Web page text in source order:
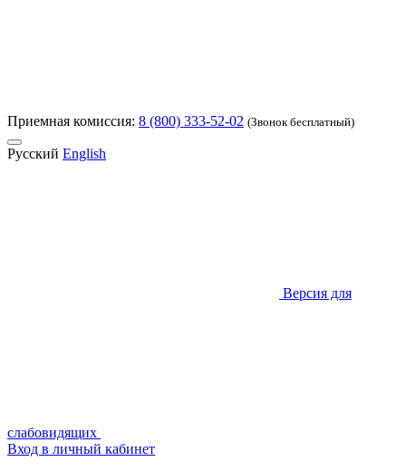
Приемная комиссия: 8 (800) 333-52-02 (Звонок бесплатный)
Русский English
Версия для
слабовидящих
Вход в личный кабинет